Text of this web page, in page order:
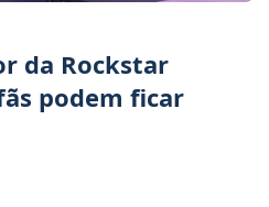
da Rockstar
podem ficar